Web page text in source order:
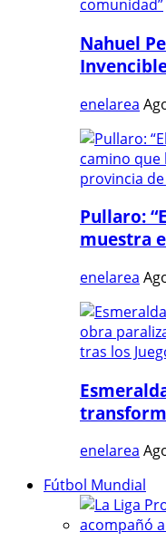
Nahuel
enelarea
Pullaro:
muestra
enelarea
enelarea
Fútbol Mundial